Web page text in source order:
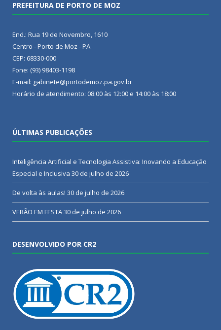
PREFEITURA DE PORTO DE MOZ
End.: Rua 19 de Novembro, 1610
Centro - Porto de Moz - PA
CEP: 68330-000
Fone: (93) 98403-1198
E-mail: gabinete@portodemoz.pa.gov.br
Horário de atendimento: 08:00 às 12:00 e 14:00 às 18:00
ÚLTIMAS PUBLICAÇÕES
Inteligência Artificial e Tecnologia Assistiva: Inovando a Educação
Especial e Inclusiva 30 de julho de 2026
De volta às aulas! 30 de julho de 2026
VERÃO EM FESTA30 de julho de 2026
DESENVOLVIDO POR CR2